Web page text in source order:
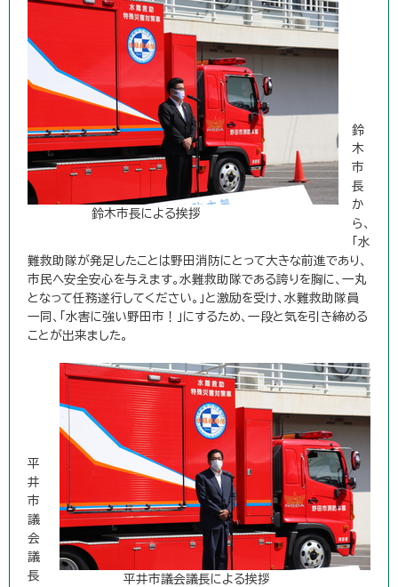
鈴木市長による挨拶
鈴
木
市
長
か
ら、
「水
難救助隊が発足したことは野田消防にとって大きな前進であり、
市民へ安全安心を与えます。水難救助隊である誇りを胸に、一丸
となって任務遂行してください。」と激励を受け、水難救助隊員
一同、「水害に強い野田市！」にするため、一段と気を引き締める
ことが出来ました。
平井市議会議長による挨拶
平
井
市
議
会
議
長